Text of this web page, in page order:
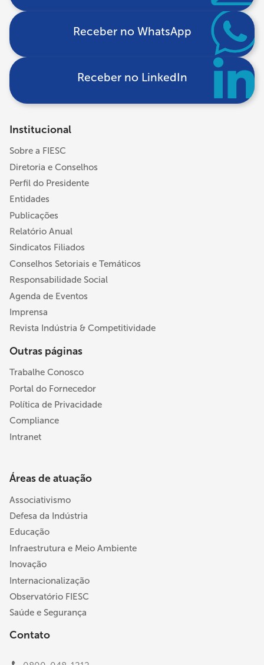
Receber no WhatsApp
Receber no LinkedIn
Institucional
Sobre a FIESC
Diretoria e Conselhos
Perfil do Presidente
Entidades
Publicações
Relatório Anual
Sindicatos Filiados
Conselhos Setoriais e Temáticos
Responsabilidade Social
Agenda de Eventos
Imprensa
Revista Indústria & Competitividade
Outras páginas
Trabalhe Conosco
Portal do Fornecedor
Política de Privacidade
Compliance
Intranet
Áreas de atuação
Associativismo
Defesa da Indústria
Educação
Infraestrutura e Meio Ambiente
Inovação
Internacionalização
Observatório FIESC
Saúde e Segurança
Contato